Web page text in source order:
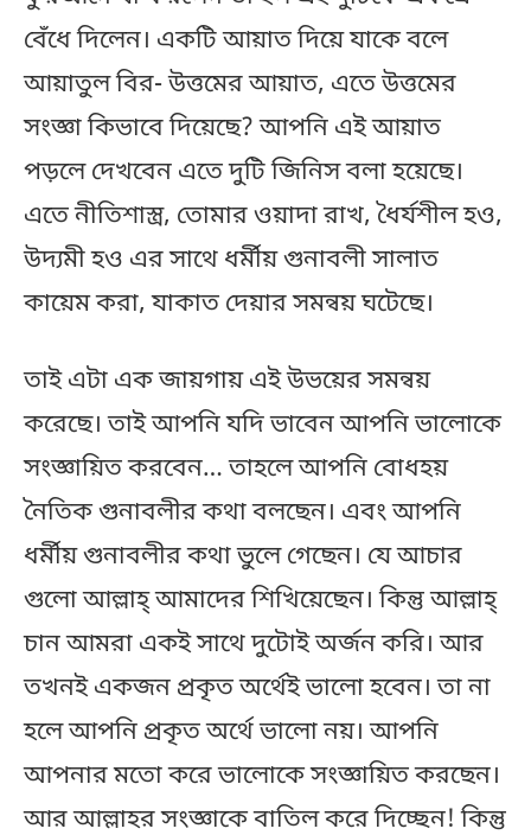
বেঁধে দিলেন। একটি আয়াত দিয়ে যাকে বলে
আয়াতুল বির- উত্তমের আয়াত, এতে উত্তমের
সংজ্ঞা কিভাবে দিয়েছে? আপনি এই আয়াত
পড়লে দেখবেন এতে দুটি জিনিস বলা হয়েছে।
এতে নীতিশাস্ত্র, তোমার ওয়াদা রাখ, ধৈর্যশীল হও,
উদ্যমী হও এর সাথে ধর্মীয় গুনাবলী সালাত
কায়েম করা, যাকাত দেয়ার সমন্বয় ঘটেছে।
তাই এটা এক জায়গায় এই উভয়ের সমন্বয়
করেছে। তাই আপনি যদি ভাবেন আপনি ভালোকে
সংজ্ঞায়িত করবেন… তাহলে আপনি বোধহয়
নৈতিক গুনাবলীর কথা বলছেন। এবং আপনি
ধর্মীয় গুনাবলীর কথা ভুলে গেছেন। যে আচার
গুলো আল্লাহ্‌ আমাদের শিখিয়েছেন। কিন্তু আল্লাহ্‌
চান আমরা একই সাথে দুটোই অর্জন করি। আর
তখনই একজন প্রকৃত অর্থেই ভালো হবেন। তা না
হলে আপনি প্রকৃত অর্থে ভালো নয়। আপনি
আপনার মতো করে ভালোকে সংজ্ঞায়িত করছেন।
আর আল্লাহর সংজ্ঞাকে বাতিল করে দিচ্ছেন! কিন্তু